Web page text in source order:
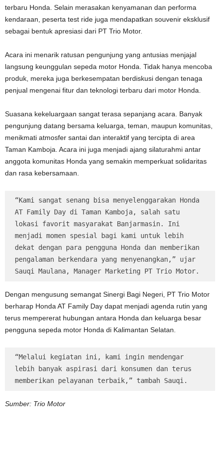
terbaru Honda. Selain merasakan kenyamanan dan performa
kendaraan, peserta test ride juga mendapatkan souvenir eksklusif
sebagai bentuk apresiasi dari PT Trio Motor.
Acara ini menarik ratusan pengunjung yang antusias menjajal
langsung keunggulan sepeda motor Honda. Tidak hanya mencoba
produk, mereka juga berkesempatan berdiskusi dengan tenaga
penjual mengenai fitur dan teknologi terbaru dari motor Honda.
Suasana kekeluargaan sangat terasa sepanjang acara. Banyak
pengunjung datang bersama keluarga, teman, maupun komunitas,
menikmati atmosfer santai dan interaktif yang tercipta di area
Taman Kamboja. Acara ini juga menjadi ajang silaturahmi antar
anggota komunitas Honda yang semakin memperkuat solidaritas
dan rasa kebersamaan.
“Kami sangat senang bisa menyelenggarakan Honda
AT Family Day di Taman Kamboja, salah satu
lokasi favorit masyarakat Banjarmasin. Ini
menjadi momen spesial bagi kami untuk lebih
dekat dengan para pengguna Honda dan memberikan
pengalaman berkendara yang menyenangkan,” ujar
Sauqi Maulana, Manager Marketing PT Trio Motor.
Dengan mengusung semangat Sinergi Bagi Negeri, PT Trio Motor
berharap Honda AT Family Day dapat menjadi agenda rutin yang
terus mempererat hubungan antara Honda dan keluarga besar
pengguna sepeda motor Honda di Kalimantan Selatan.
“Melalui kegiatan ini, kami ingin mendengar
lebih banyak aspirasi dari konsumen dan terus
memberikan pelayanan terbaik,” tambah Sauqi.
Sumber: Trio Motor